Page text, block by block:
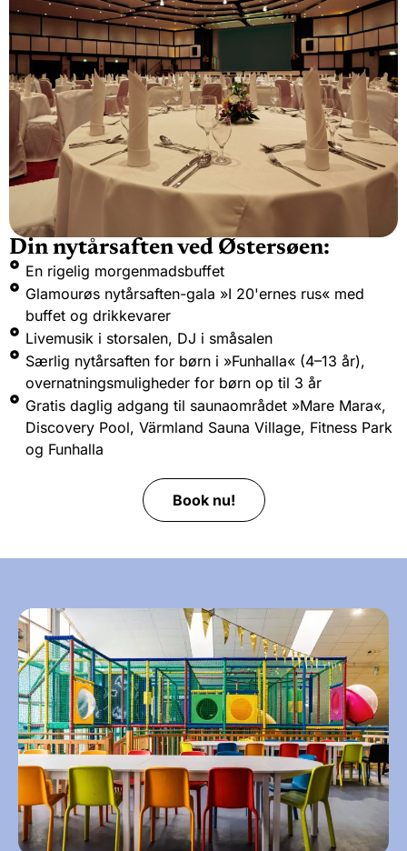
Din nytårsaften ved Østersøen:
En rigelig morgenmadsbuffet
Glamourøs nytårsaften-gala »I 20'ernes rus« med
buffet og drikkevarer
Livemusik i storsalen, DJ i småsalen
Særlig nytårsaften for børn i »Funhalla« (4–13 år),
overnatningsmuligheder for børn op til 3 år
Gratis daglig adgang til saunaområdet »Mare Mara«,
Discovery Pool, Värmland Sauna Village, Fitness Park
og Funhalla
Book nu!